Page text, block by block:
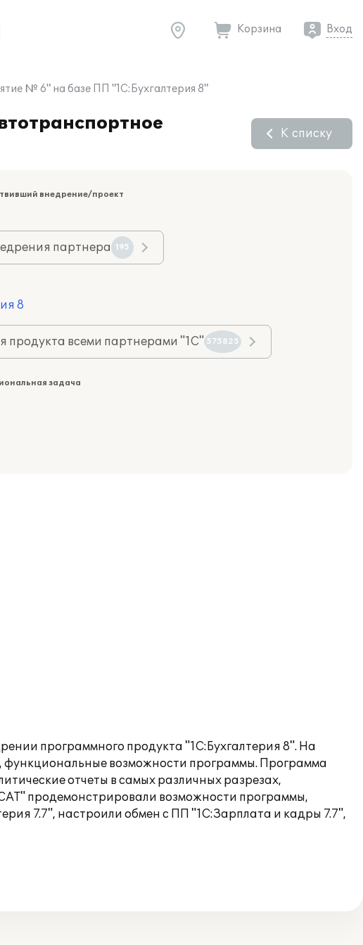
Корзина Вход
№ 6" на базе ПП "1С:Бухгалтерия 8"
К списку
внедрение/проект
партнера 195
8
продукта всеми партнерами "1С" 575825
задача
программного продукта "1С:Бухгалтерия 8". На
функциональные возможности программы. Программа
отчеты в самых различных разрезах,
продемонстрировали возможности программы,
7.7", настроили обмен с ПП "1С:Зарплата и кадры 7.7",